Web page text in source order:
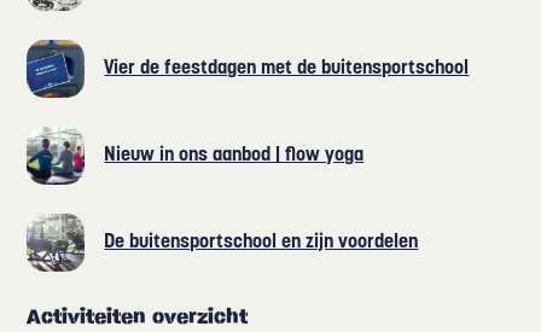
Vier de feestdagen met de buitensportschool
Nieuw in ons aanbod | flow yoga
De buitensportschool en zijn voordelen
Activiteiten overzicht